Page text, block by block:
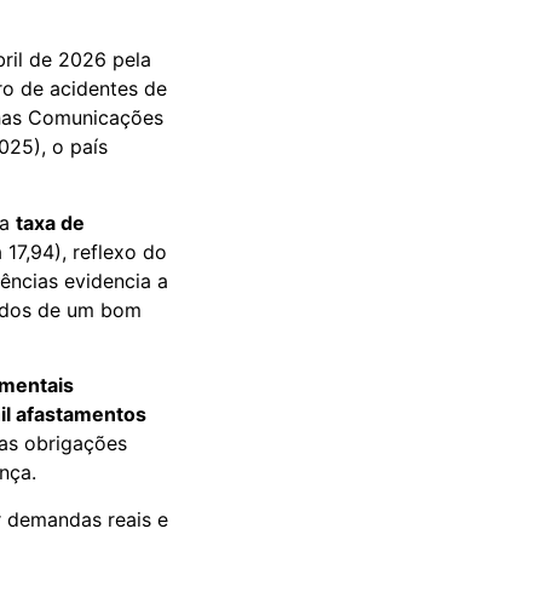
de 2026 pela
de acidentes de
Comunicações
o país
ataxa de
reflexo do
evidencia a
de um bom
afastamentos
obrigações
reais e